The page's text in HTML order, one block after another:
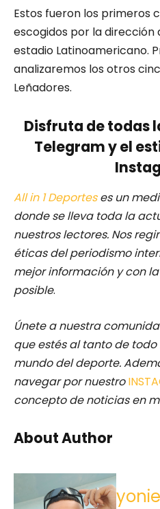
Estos fueron los primeros
escogidos por la dirección
estadio Latinoamericano.
analizaremos los otros
Leñadores.
Disfruta de todas
Telegram y el
All in 1 Deporteses un
donde se lleva toda la
nuestros lectores. Nos
éticas del periodismo
mejor información y con
posible.
Únete a nuestra
que estés al tanto de
mundo del deporte.
navegar por nuestro
concepto de noticias en
About Author